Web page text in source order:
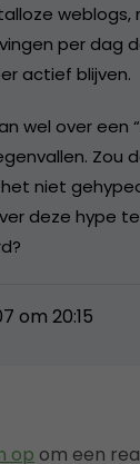
weblogs,
per dag
actief blijven.
wel over een
Zou
niet
deze hype
om 20:15
op om een